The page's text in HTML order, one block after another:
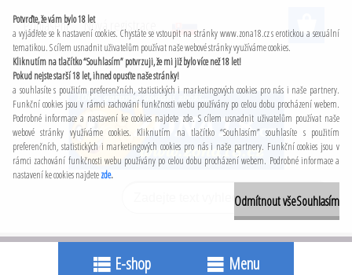
Potvrďte, že vám bylo 18 let
a vyjádřete se k nastavení cookies. Chystáte se vstoupit na stránky www.zona18.cz s erotickou a sexuální
tematikou. S cílem usnadnit uživatelům používat naše webové stránky využíváme cookies.
Kliknutím na tlačítko “Souhlasím” potvrzuji, že mi již bylo více než 18 let!
Pokud nejste starší 18 let, ihned opusťte naše stránky!
a souhlasíte s použitím preferenčních, statistických i marketingových cookies pro nás i naše partnery.
Funkční cookies jsou v rámci zachování funkčnosti webu používány po celou dobu procházení webem.
Podrobné informace a nastavení ke cookies najdete zde. S cílem usnadnit uživatelům používat naše
webové stránky využíváme cookies. Kliknutím na tlačítko “Souhlasím” souhlasíte s použitím
preferenčních, statistických i marketingových cookies pro nás i naše partnery. Funkční cookies jsou v
rámci zachování funkčnosti webu používány po celou dobu procházení webem. Podrobné informace a
nastavení ke cookies najdetezde.
Odmítnout všeSouhlasím
Přihlášení Nová registrace
E-shop Menu